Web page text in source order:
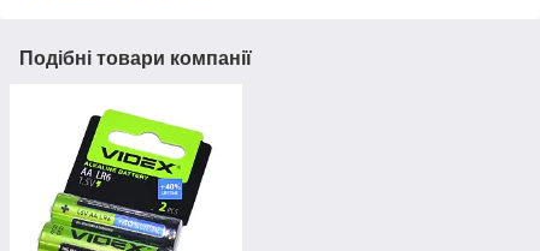
Подібні товари компанії